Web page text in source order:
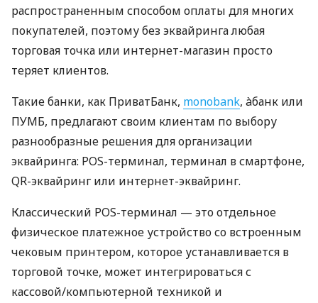
распространенным способом оплаты для многих
покупателей, поэтому без эквайринга любая
торговая точка или интернет-магазин просто
теряет клиентов.
Такие банки, как ПриватБанк, monobank, àбанк или
ПУМБ, предлагают своим клиентам по выбору
разнообразные решения для организации
эквайринга: POS-терминал, терминал в смартфоне,
QR-эквайринг или интернет-эквайринг.
Классический POS-терминал — это отдельное
физическое платежное устройство со встроенным
чековым принтером, которое устанавливается в
торговой точке, может интегрироваться с
кассовой/компьютерной техникой и